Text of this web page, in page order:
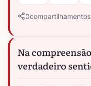
0compartilhamentos
Na
verdadeiro